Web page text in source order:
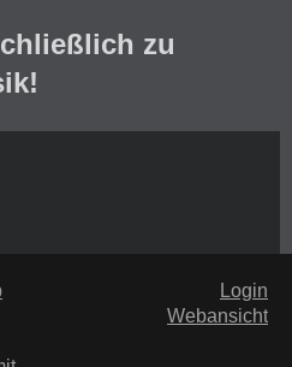
zu
Login
Webansicht